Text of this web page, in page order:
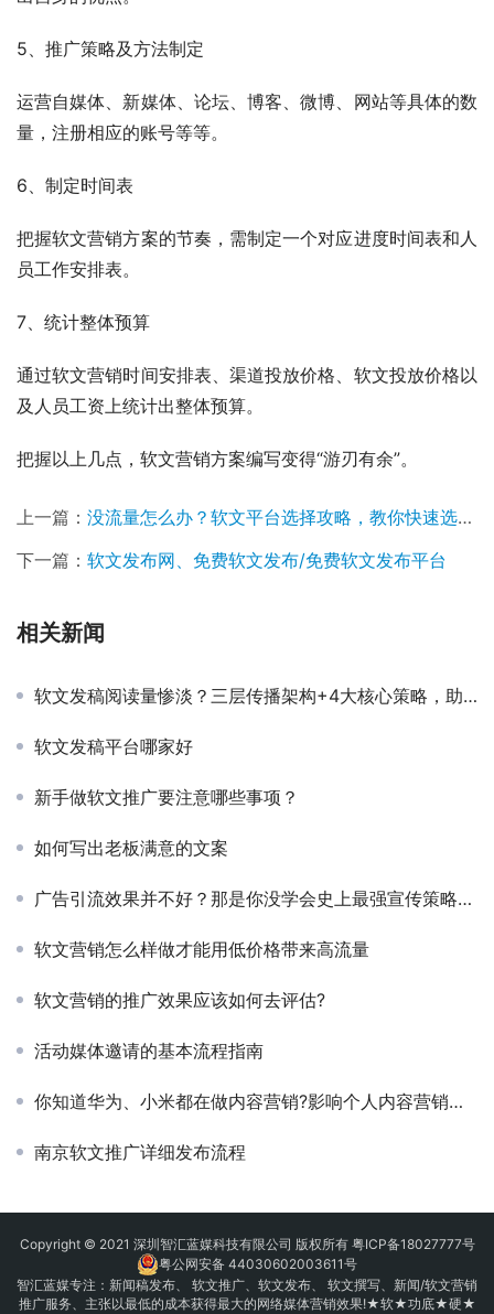
5、推广策略及方法制定
运营自媒体、新媒体、论坛、博客、微博、网站等具体的数
量，注册相应的账号等等。
6、制定时间表
把握软文营销方案的节奏，需制定一个对应进度时间表和人
员工作安排表。
7、统计整体预算
通过软文营销时间安排表、渠道投放价格、软文投放价格以
及人员工资上统计出整体预算。
把握以上几点，软文营销方案编写变得“游刃有余”。
上一篇： 没流量怎么办？软文平台选择攻略，教你快速选择软文平台
下一篇： 软文发布网、免费软文发布/免费软文发布平台
相关新闻
软文发稿阅读量惨淡？三层传播架构+4大核心策略，助你轻松破局！
软文发稿平台哪家好
新手做软文推广要注意哪些事项？
如何写出老板满意的文案
广告引流效果并不好？那是你没学会史上最强宣传策略：软文推广！
软文营销怎么样做才能用低价格带来高流量
软文营销的推广效果应该如何去评估?
活动媒体邀请的基本流程指南
你知道华为、小米都在做内容营销?影响个人内容营销的15个疑问
南京软文推广详细发布流程
Copyright © 2021 深圳智汇蓝媒科技有限公司 版权所有 粤ICP备18027777号
粤公网安备 44030602003611号
智汇蓝媒专注： 新闻稿发布、 软文推广、 软文发布、 软文撰写、新闻/软文营销
推广服务、主张以最低的成本获得最大的网络媒体营销效果!★软★功底★硬★